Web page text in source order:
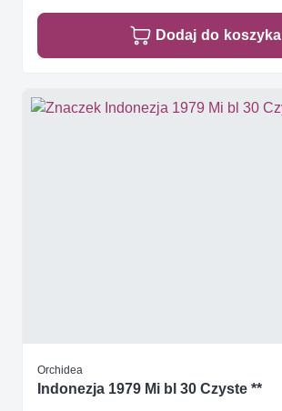
Dodaj do koszyka
Orchidea
Indonezja 1979 Mi bl 30 Czyste **